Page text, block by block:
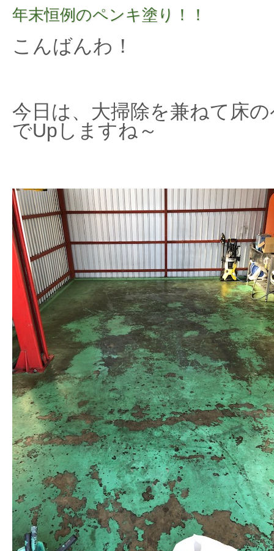
年末恒例のペンキ塗り！！
こんばんわ！
今日は、大掃除を兼ねて床
でUpしますね～